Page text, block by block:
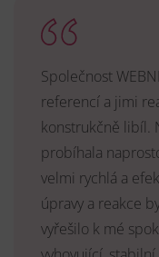
Společnost
referencí a jimi
konstrukčně libíl.
probíhala
velmi rychlá a
úpravy a reakce
vyřešilo k mé